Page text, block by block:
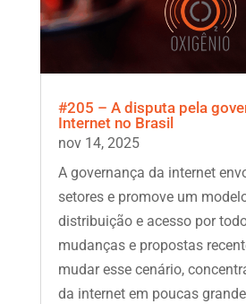
#205 – A disputa pela
Internet no Brasil
nov 14, 2025
A governança da internet
setores e promove um
distribuição e acesso por
mudanças e propostas
mudar esse cenário,
da internet em poucas